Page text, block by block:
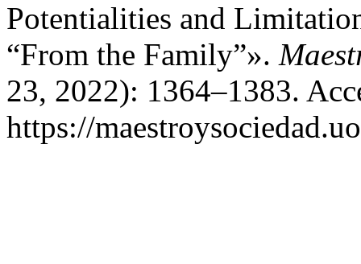
Potentialities and
“From the Family”».
23, 2022): 1364–1383.
https://